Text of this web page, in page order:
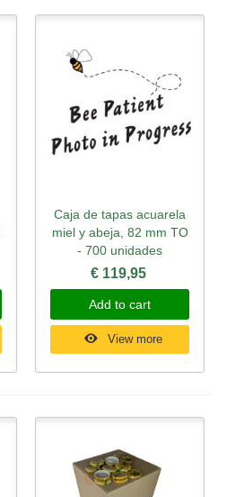
Caja de tapas acuarela
miel y abeja, 82 mm TO
- 700 unidades
€ 119,95
Add to cart
View more